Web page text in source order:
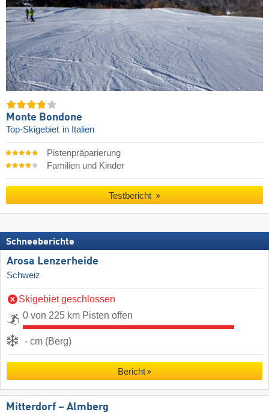
Monte Bondone
Top-Skigebiet in Italien
Pistenpräparierung
Familien und Kinder
Testbericht
Schneeberichte
Arosa Lenzerheide
Schweiz
Skigebiet geschlossen
0 von 225 km Pisten offen
- cm (Berg)
Bericht
Mitterdorf – Almberg